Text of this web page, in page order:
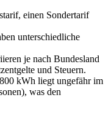
einen Sondertarif
unterschiedliche
je nach Bundesland
und Steuern.
kWh liegt ungefähr im
was den